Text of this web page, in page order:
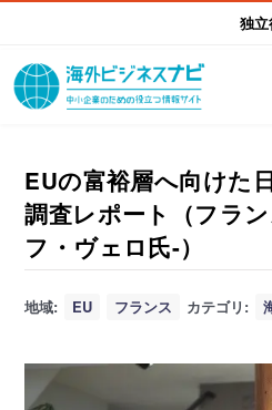
独
海外ビジネス
はじめ
海外展開そもそも講座
海外出展 海外展示会ハン
ドブック
ふかぼり
海外進出ノウハウ
進出・支援事例
アドバイザ
本部・関東本部 支援メ
EUの富裕層へ向けた
調査レポート（フラ
フ・ヴェロ氏-）
地域: EU フランス カテゴリ: